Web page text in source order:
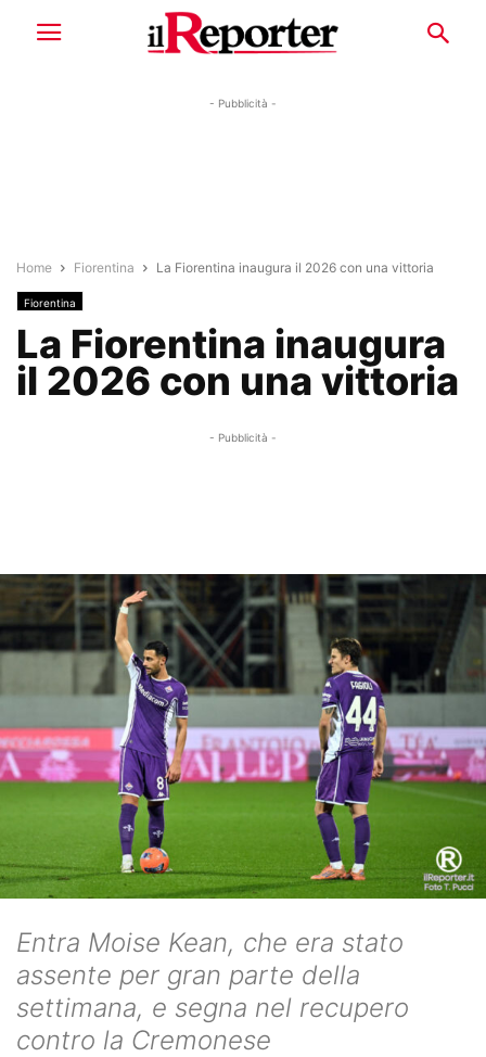
- Pubblicità -
Home Fiorentina La Fiorentina inaugura il 2026 con una vittoria
Fiorentina
La Fiorentina inaugura
il 2026 con una vittoria
- Pubblicità -
Entra Moise Kean, che era stato
assente per gran parte della
settimana, e segna nel recupero
contro la Cremonese